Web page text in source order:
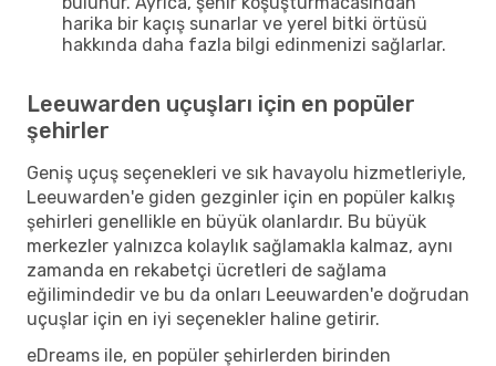
harika bir kaçış sunarlar ve yerel bitki örtüsü
hakkında daha fazla bilgi edinmenizi sağlarlar.
Leeuwarden uçuşları için en popüler
şehirler
Geniş uçuş seçenekleri ve sık havayolu hizmetleriyle,
Leeuwarden'e giden gezginler için en popüler kalkış
şehirleri genellikle en büyük olanlardır. Bu büyük
merkezler yalnızca kolaylık sağlamakla kalmaz, aynı
zamanda en rekabetçi ücretleri de sağlama
eğilimindedir ve bu da onları Leeuwarden'e doğrudan
uçuşlar için en iyi seçenekler haline getirir.
eDreams ile, en popüler şehirlerden birinden